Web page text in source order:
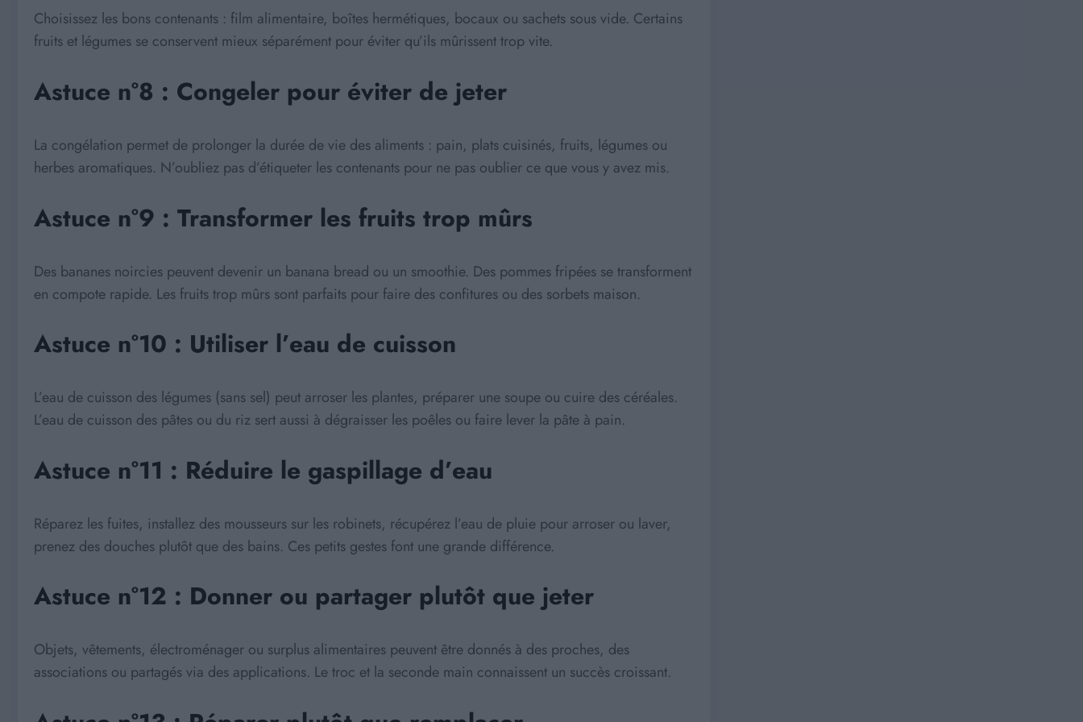
Choisissez les bons contenants : film alimentaire, boîtes hermétiques, bocaux ou sachets sous vide. Certains
fruits et légumes se conservent mieux séparément pour éviter qu’ils mûrissent trop vite.
Astuce n°8 : Congeler pour éviter de jeter
La congélation permet de prolonger la durée de vie des aliments : pain, plats cuisinés, fruits, légumes ou
herbes aromatiques. N’oubliez pas d’étiqueter les contenants pour ne pas oublier ce que vous y avez mis.
Astuce n°9 : Transformer les fruits trop mûrs
Des bananes noircies peuvent devenir un banana bread ou un smoothie. Des pommes fripées se transforment
en compote rapide. Les fruits trop mûrs sont parfaits pour faire des confitures ou des sorbets maison.
Astuce n°10 : Utiliser l’eau de cuisson
L’eau de cuisson des légumes (sans sel) peut arroser les plantes, préparer une soupe ou cuire des céréales.
L’eau de cuisson des pâtes ou du riz sert aussi à dégraisser les poêles ou faire lever la pâte à pain.
Astuce n°11 : Réduire le gaspillage d’eau
Réparez les fuites, installez des mousseurs sur les robinets, récupérez l’eau de pluie pour arroser ou laver,
prenez des douches plutôt que des bains. Ces petits gestes font une grande différence.
Astuce n°12 : Donner ou partager plutôt que jeter
Objets, vêtements, électroménager ou surplus alimentaires peuvent être donnés à des proches, des
associations ou partagés via des applications. Le troc et la seconde main connaissent un succès croissant.